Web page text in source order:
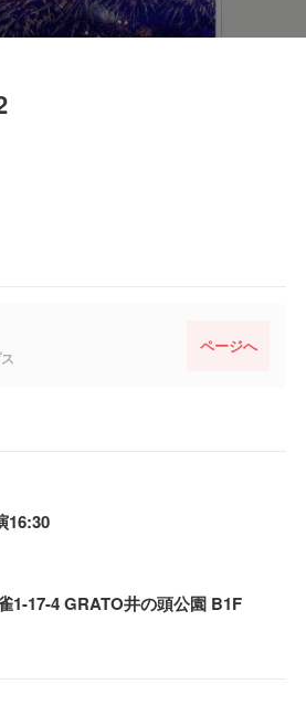
ページへ
1-17-4 GRATO井の頭公園 B1F